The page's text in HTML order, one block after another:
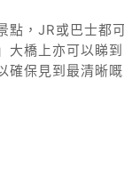
，JR或巴士都
橋上亦可以睇
保見到最清晰